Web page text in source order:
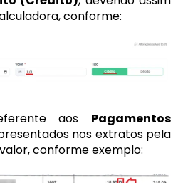
conforme:
aos Pagamentos
nos extratos pela
conforme exemplo: